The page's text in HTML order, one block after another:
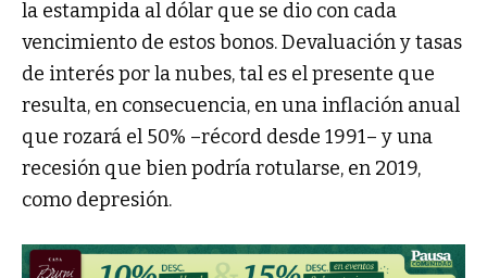
la estampida al dólar que se dio con cada
vencimiento de estos bonos. Devaluación y tasas
de interés por la nubes, tal es el presente que
resulta, en consecuencia, en una inflación anual
que rozará el 50% –récord desde 1991– y una
recesión que bien podría rotularse, en 2019,
como depresión.